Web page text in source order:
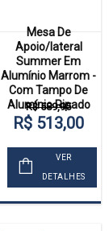
Mesa De
Apoio/lateral
Summer Em
Alumínio Marrom -
Com Tampo De
Alumínio Ripado
R$ 589,95
R$ 513,00
VER
DETALHES